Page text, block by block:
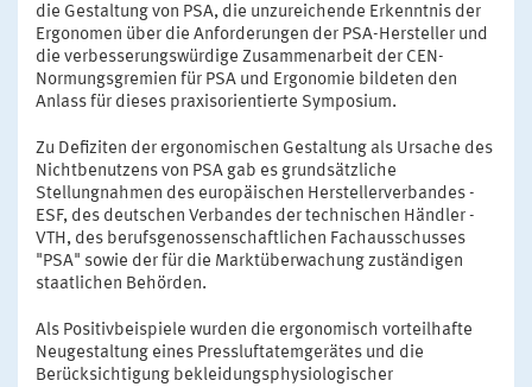
die Gestaltung von PSA, die unzureichende Erkenntnis der
Ergonomen über die Anforderungen der PSA-Hersteller und
die verbesserungswürdige Zusammenarbeit der CEN-
Normungsgremien für PSA und Ergonomie bildeten den
Anlass für dieses praxisorientierte Symposium.
Zu Defiziten der ergonomischen Gestaltung als Ursache des
Nichtbenutzens von PSA gab es grundsätzliche
Stellungnahmen des europäischen Herstellerverbandes -
ESF, des deutschen Verbandes der technischen Händler -
VTH, des berufsgenossenschaftlichen Fachausschusses
"PSA" sowie der für die Marktüberwachung zuständigen
staatlichen Behörden.
Als Positivbeispiele wurden die ergonomisch vorteilhafte
Neugestaltung eines Pressluftatemgerätes und die
Berücksichtigung bekleidungsphysiologischer